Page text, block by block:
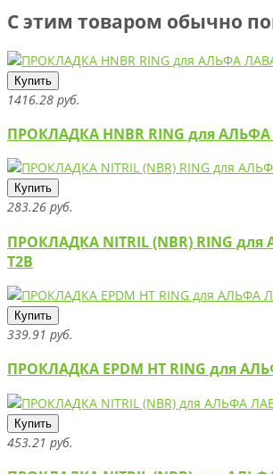
С этим товаром обычно
Купить
1416.28 руб.
ПРОКЛАДКА HNBR RING для
Купить
283.26 руб.
ПРОКЛАДКА NITRIL (NBR) RING
T2B
Купить
339.91 руб.
ПРОКЛАДКА EPDM HT RING для
Купить
453.21 руб.